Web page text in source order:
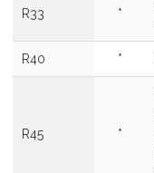
R33 *
R40 *
R45 *